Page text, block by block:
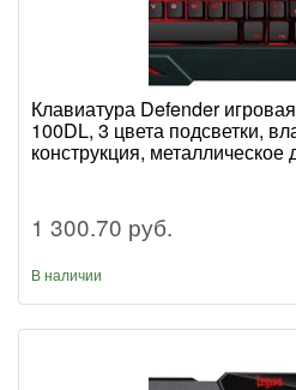
Клавиатура Defender
100DL, 3 цвета подсветки,
конструкция,
1 300.70 руб.
В наличии